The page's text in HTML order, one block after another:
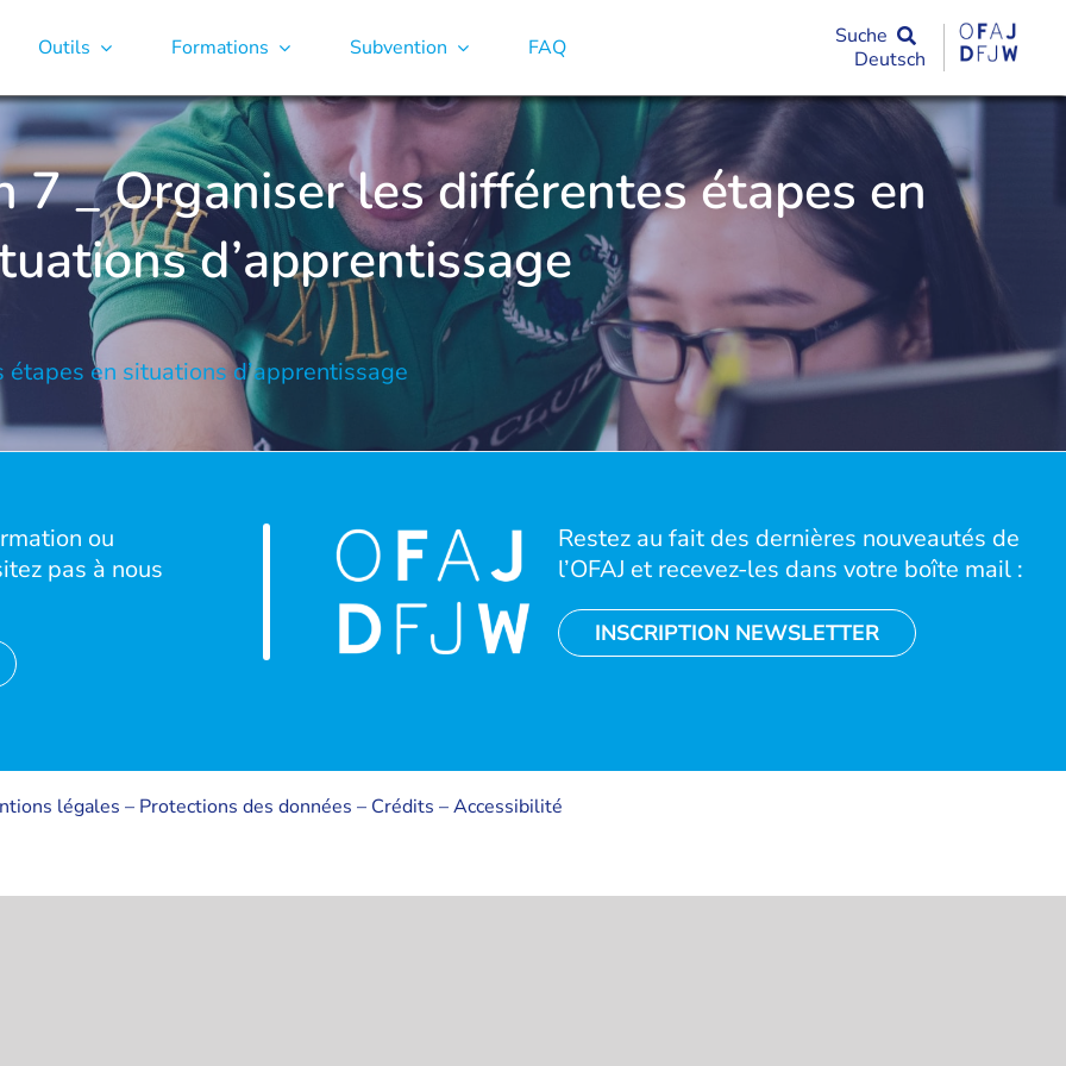
Outils Formations Subvention FAQ
Suche
Deutsch
7 _ Organiser les différentes étapes en
d’apprentissage
en situations d’apprentissage
ou
pas à nous
Restez au fait des dernières nouveautés de
l’OFAJ et recevez-les dans votre boîte mail :
INSCRIPTION NEWSLETTER
légales – Protections des données – Crédits –Accessibilité